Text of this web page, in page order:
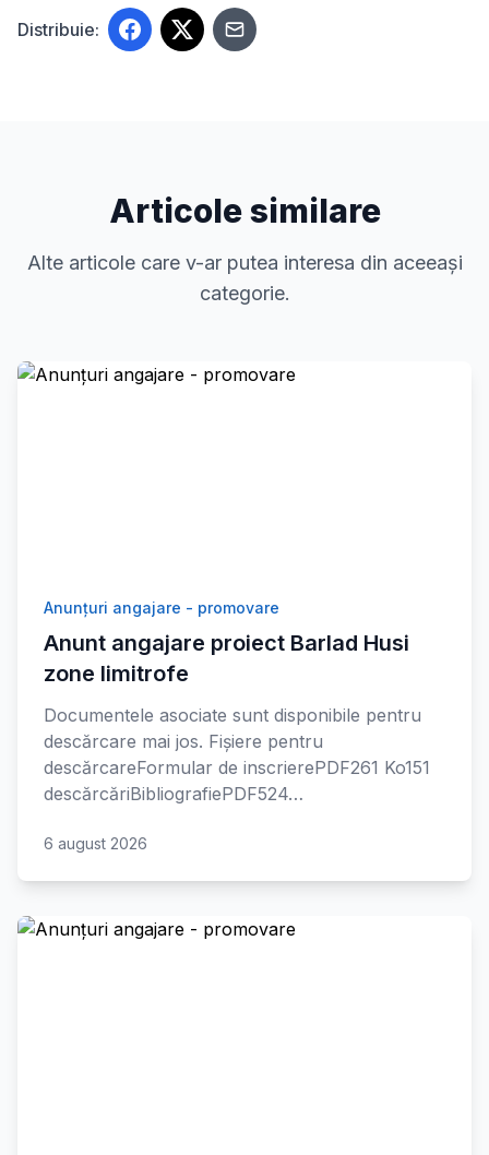
Distribuie:
Articole similare
Alte articole care v-ar putea interesa din aceeași
categorie.
Anunțuri angajare - promovare
Anunt angajare proiect Barlad Husi
zone limitrofe
Documentele asociate sunt disponibile pentru
descărcare mai jos. Fișiere pentru
descărcareFormular de inscrierePDF261 Ko151
descărcăriBibliografiePDF524…
6 august 2026